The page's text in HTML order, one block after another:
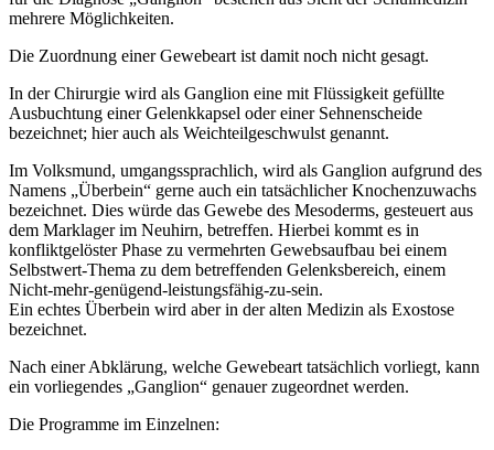
mehrere Möglichkeiten.
Die Zuordnung einer Gewebeart ist damit noch nicht gesagt.
In der Chirurgie wird als Ganglion eine mit Flüssigkeit gefüllte
Ausbuchtung einer Gelenkkapsel oder einer Sehnenscheide
bezeichnet; hier auch als Weichteilgeschwulst genannt.
Im Volksmund, umgangssprachlich, wird als Ganglion aufgrund des
Namens „Überbein“ gerne auch ein tatsächlicher Knochenzuwachs
bezeichnet. Dies würde das Gewebe des Mesoderms, gesteuert aus
dem Marklager im Neuhirn, betreffen. Hierbei kommt es in
konfliktgelöster Phase zu vermehrten Gewebsaufbau bei einem
Selbstwert-Thema zu dem betreffenden Gelenksbereich, einem
Nicht-mehr-genügend-leistungsfähig-zu-sein.
Ein echtes Überbein wird aber in der alten Medizin als Exostose
bezeichnet.
Nach einer Abklärung, welche Gewebeart tatsächlich vorliegt, kann
ein vorliegendes „Ganglion“ genauer zugeordnet werden.
Die Programme im Einzelnen: